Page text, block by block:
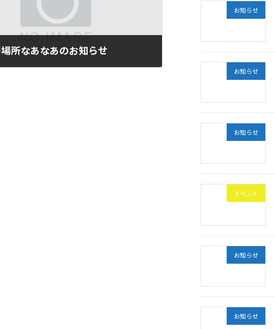
所なあなあのお知らせ
お知らせ
お知らせ
お知らせ
イベント
お知らせ
お知らせ